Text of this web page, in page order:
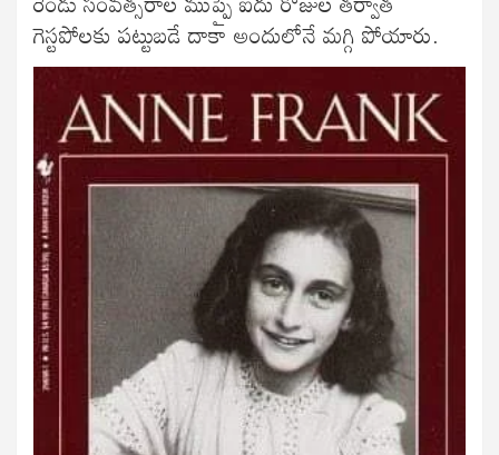
గెస్టపోలకు పట్టుబడే దాకా అందులోనే మగ్గి పోయారు.